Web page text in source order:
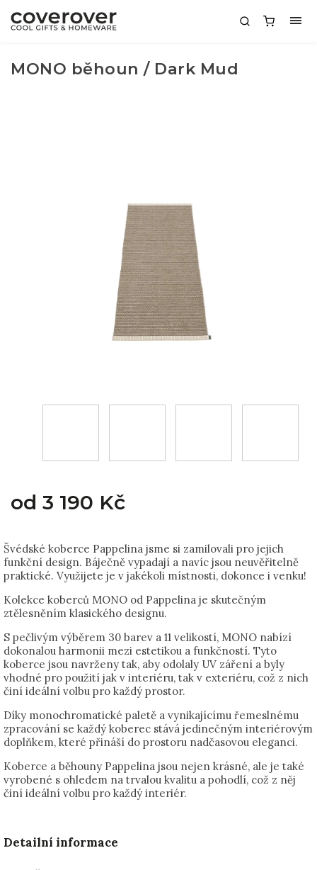
MONO běhoun / Dark Mud
od 3 190 Kč
Švédské koberce Pappelina jsme si zamilovali pro jejich
funkční design. Báječně vypadají a navíc jsou neuvěřitelně
praktické. Využijete je v jakékoli místnosti, dokonce i venku!
Kolekce koberců MONO od Pappelina je skutečným
ztělesněním klasického designu.
S pečlivým výběrem 30 barev a 11 velikostí, MONO nabízí
dokonalou harmonii mezi estetikou a funkčností. Tyto
koberce jsou navrženy tak, aby odolaly UV záření a byly
vhodné pro použití jak v interiéru, tak v exteriéru, což z nich
činí ideální volbu pro každý prostor.
Díky monochromatické paletě a vynikajícímu řemeslnému
zpracování se každý koberec stává jedinečným interiérovým
doplňkem, které přináší do prostoru nadčasovou eleganci.
Koberce a běhouny Pappelina jsou nejen krásné, ale je také
vyrobené s ohledem na trvalou kvalitu a pohodlí, což z něj
činí ideální volbu pro každý interiér.
Detailní informace